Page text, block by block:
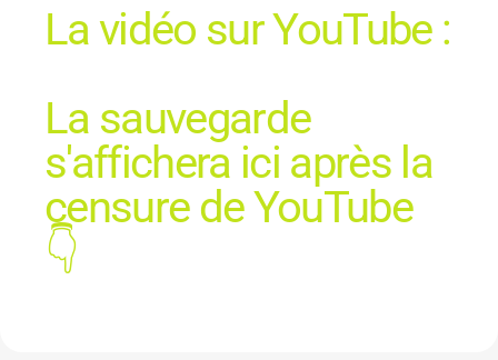
La vidéo sur YouTube :
La sauvegarde
s'affichera ici après la
censure de YouTube
👇